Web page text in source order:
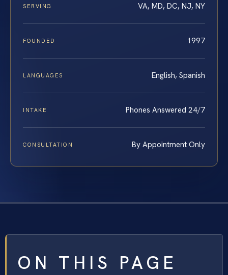
SERVING VA, MD, DC, NJ, NY
FOUNDED 1997
LANGUAGES English, Spanish
INTAKE Phones Answered 24/7
CONSULTATION By Appointment Only
ON THIS PAGE